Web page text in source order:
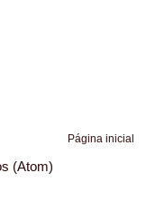
Página inicial
(Atom)